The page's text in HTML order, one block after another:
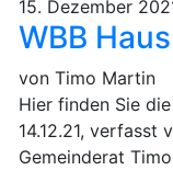
15. Dezember
WBB
von Timo Martin
Hier finden Sie
14.12.21,
Gemeinderat